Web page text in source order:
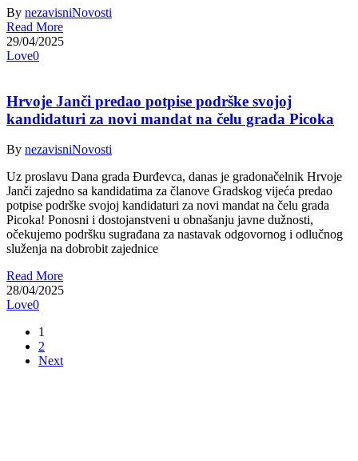
By nezavisniNovosti
Read More
29/04/2025
Love0
Hrvoje Janči predao potpise podrške svojoj
kandidaturi za novi mandat na čelu grada Picoka
By nezavisniNovosti
Uz proslavu Dana grada Đurđevca, danas je gradonačelnik Hrvoje
Janči zajedno sa kandidatima za članove Gradskog vijeća predao
potpise podrške svojoj kandidaturi za novi mandat na čelu grada
Picoka! Ponosni i dostojanstveni u obnašanju javne dužnosti,
očekujemo podršku sugrađana za nastavak odgovornog i odlučnog
služenja na dobrobit zajednice
Read More
28/04/2025
Love0
1
2
Next